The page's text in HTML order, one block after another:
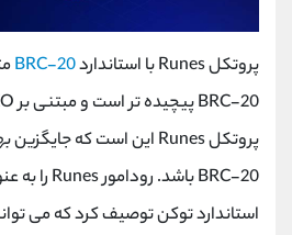
پروتکلRunesبا استانداردBRC-20
BRC-20پیچیده تر است و مبتنی بر
پروتکلRunes این است که جایگزین
BRC-20باشد. رودامورRunesرا به
استاندارد توکن توصیف کرد که می